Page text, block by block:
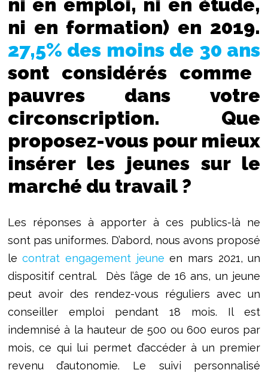
ni en emploi, ni en étude,
ni en formation) en 2019.
27,5% des moins de 30 ans
sont considérés comme
pauvres dans votre
circonscription. Que
proposez-vous pour mieux
insérer les jeunes sur le
marché du travail ?
Les réponses à apporter à ces publics-là ne
sont pas uniformes. D’abord, nous avons proposé
lecontrat engagement jeune en mars 2021, un
dispositif central. Dès l’âge de 16 ans, un jeune
peut avoir des rendez-vous réguliers avec un
conseiller emploi pendant 18 mois. Il est
indemnisé à la hauteur de 500 ou 600 euros par
mois, ce qui lui permet d’accéder à un premier
revenu d’autonomie. Le suivi personnalisé